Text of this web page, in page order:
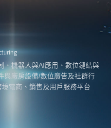
、機器人與AI應用、數位鏈結與
與廠房設備/數位廣告及社群行
電商、銷售及用戶服務平台